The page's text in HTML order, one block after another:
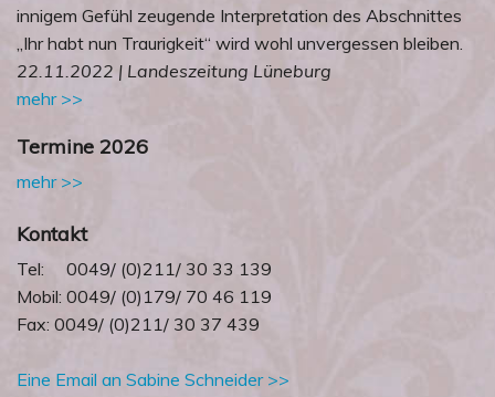
innigem Gefühl zeugende Interpretation des Abschnittes
„Ihr habt nun Traurigkeit“ wird wohl unvergessen bleiben.
22.11.2022 | Landeszeitung Lüneburg
mehr >>
Termine 2026
mehr >>
Kontakt
Tel: 0049/ (0)211/ 30 33 139
Mobil: 0049/ (0)179/ 70 46 119
Fax: 0049/ (0)211/ 30 37 439
Eine Email an Sabine Schneider >>